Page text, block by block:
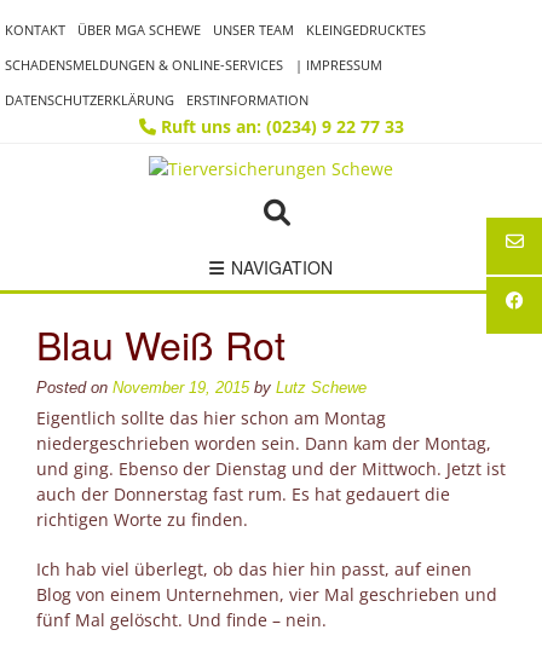
to
content
KONTAKT ÜBER MGA SCHEWE UNSER TEAM
KLEINGEDRUCKTES
SCHADENSMELDUNGEN & ONLINE-SERVICES
| IMPRESSUM
DATENSCHUTZERKLÄRUNG
ERSTINFORMATION
Ruft uns an: (0234) 9 22 77 33
NAVIGATION
Blau Weiß Rot
Posted on November 19, 2015 by Lutz Schewe
Eigentlich sollte das hier schon am Montag
niedergeschrieben worden sein. Dann kam der Montag,
und ging. Ebenso der Dienstag und der Mittwoch. Jetzt ist
auch der Donnerstag fast rum. Es hat gedauert die
richtigen Worte zu finden.
Ich hab viel überlegt, ob das hier hin passt, auf einen
Blog von einem Unternehmen, vier Mal geschrieben und
fünf Mal gelöscht. Und finde – nein.